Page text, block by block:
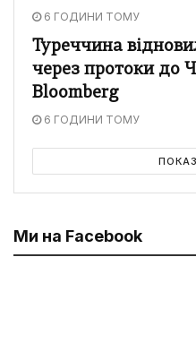
6 ГОДИНИ ТОМУ
Туреччина
через протоки до
Bloomberg
6 ГОДИНИ ТОМУ
Ми на Facebook